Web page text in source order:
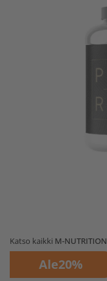
Katso kaikki M-NUTRITION
Ale20%